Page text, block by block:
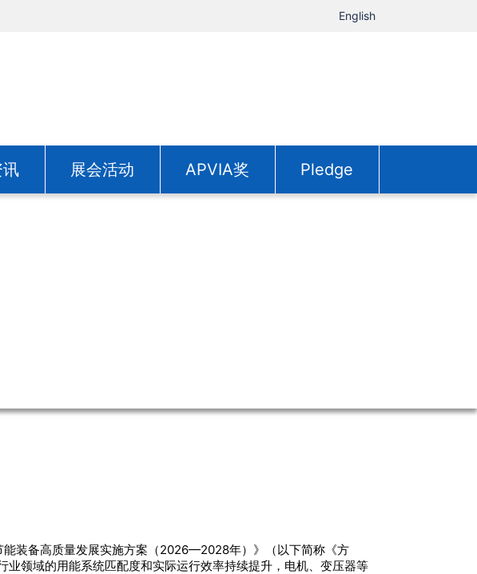
English
展会活动 APVIA奖 Pledge
装备高质量发展实施方案（2026—2028年）》（以下简称《方
领域的用能系统匹配度和实际运行效率持续提升，电机、变压器等